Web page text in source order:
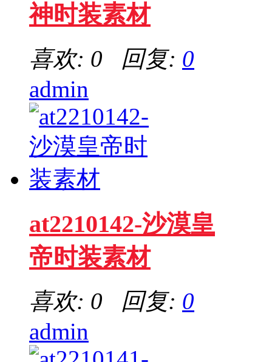
神时装素材
喜欢: 0 回复: 0
admin
at2210142-沙漠皇
帝时装素材
喜欢: 0 回复: 0
admin